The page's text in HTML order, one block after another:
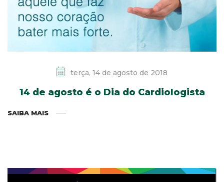
terça, 14 de agosto de 2018
14 de agosto é o Dia do Cardiologista
SAIBA MAIS